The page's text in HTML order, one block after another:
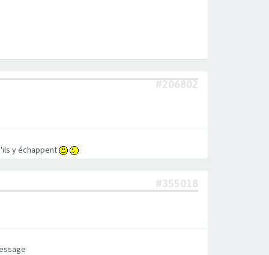
#206802
y échappent
#355018